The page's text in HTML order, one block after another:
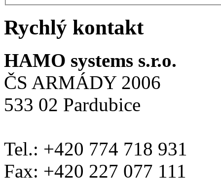
Rychlý kontakt
HAMO systems s.r.o.
ČS ARMÁDY 2006
533 02 Pardubice
Tel.: +420 774 718 931
Fax: +420 227 077 111